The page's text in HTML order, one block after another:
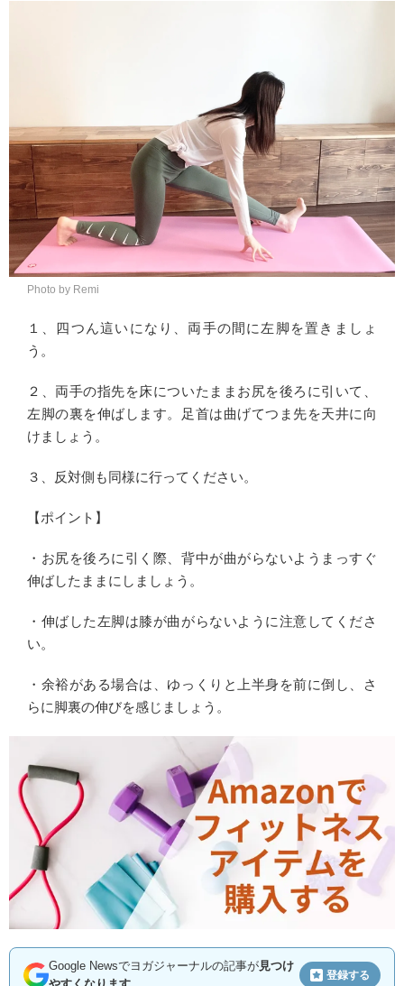
Photo by Remi
１、四つん這いになり、両手の間に左脚を置きましょ
う。
２、両手の指先を床についたままお尻を後ろに引いて、
左脚の裏を伸ばします。足首は曲げてつま先を天井に向
けましょう。
３、反対側も同様に行ってください。
【ポイント】
・お尻を後ろに引く際、背中が曲がらないようまっすぐ
伸ばしたままにしましょう。
・伸ばした左脚は膝が曲がらないように注意してくださ
い。
・余裕がある場合は、ゆっくりと上半身を前に倒し、さ
らに脚裏の伸びを感じましょう。
Google Newsでヨガジャーナルの記事が見つけ
登録する